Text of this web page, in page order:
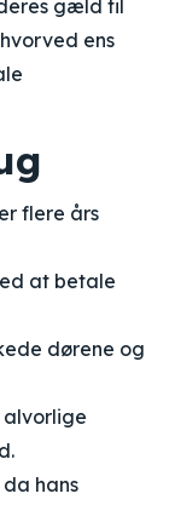
gæld til
ens
flere års
at betale
dørene og
hans